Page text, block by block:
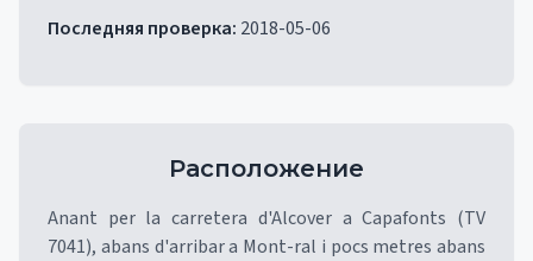
Последняя проверка: 2018-05-06
Расположение
Anant per la carretera d'Alcover a Capafonts (TV
7041), abans d'arribar a Mont-ral i pocs metres abans